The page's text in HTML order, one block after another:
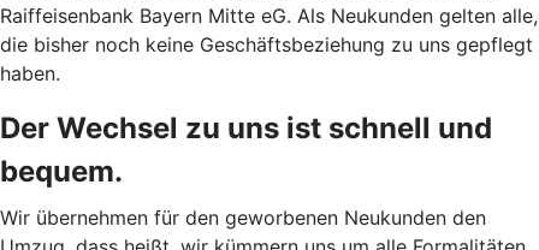
Raiffeisenbank Bayern Mitte eG. Als Neukunden gelten alle,
die bisher noch keine Geschäftsbeziehung zu uns gepflegt
haben.
Der Wechsel zu uns ist schnell und
bequem.
Wir übernehmen für den geworbenen Neukunden den